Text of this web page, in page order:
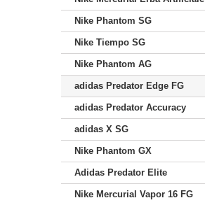
Nike Phantom SG
Nike Tiempo SG
Nike Phantom AG
adidas Predator Edge FG
adidas Predator Accuracy
adidas X SG
Nike Phantom GX
Adidas Predator Elite
Nike Mercurial Vapor 16 FG